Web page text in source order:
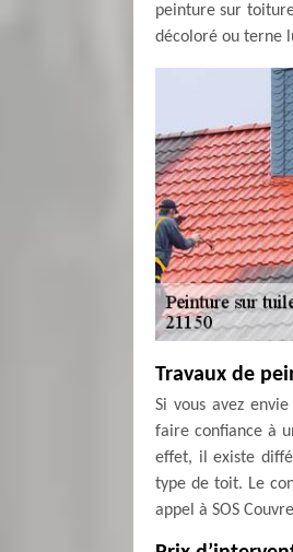
peinture sur
décoloré ou terne
Travaux de
Si vous avez
faire confiance à
effet, il existe
type de toit. Le
appel à SOS